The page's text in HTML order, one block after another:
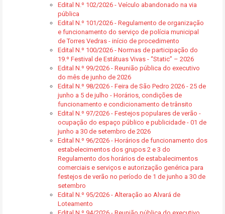
Edital N.º 102/2026 - Veículo abandonado na via
pública
Edital N.º 101/2026 - Regulamento de organização
e funcionamento do serviço de polícia municipal
de Torres Vedras - início de procedimento
Edital N.º 100/2026 - Normas de participação do
19.º Festival de Estátuas Vivas - “Static” – 2026
Edital N.º 99/2026 - Reunião pública do executivo
do mês de junho de 2026
Edital N.º 98/2026 - Feira de São Pedro 2026 - 25 de
junho a 5 de julho - Horários, condições de
funcionamento e condicionamento de trânsito
Edital N.º 97/2026 - Festejos populares de verão -
ocupação do espaço público e publicidade - 01 de
junho a 30 de setembro de 2026
Edital N.º 96/2026 - Horários de funcionamento dos
estabelecimentos dos grupos 2 e 3 do
Regulamento dos horários de estabalecimentos
comerciais e serviços e autorização genérica para
festejos de verão no período de 1 de junho a 30 de
setembro
Edital N.º 95/2026 - Alteração ao Alvará de
Loteamento